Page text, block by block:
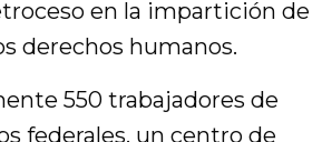
en la impartición de
derechos humanos.
550 trabajadores de
federales, un centro de